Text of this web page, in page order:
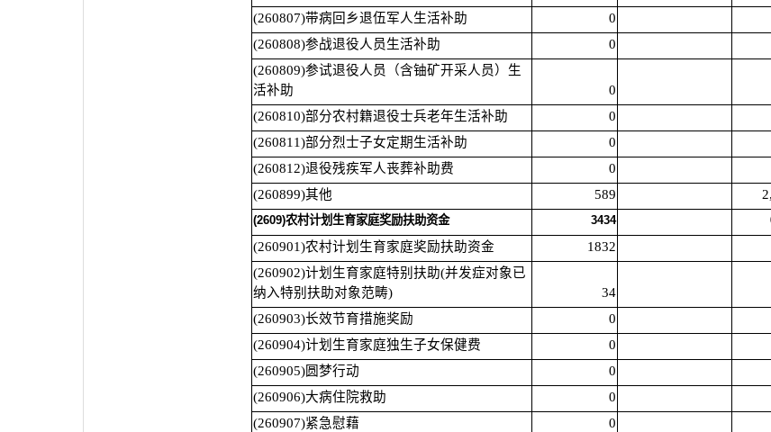
(260807)带病回乡退伍军人生活补助
0
(260808)参战退役人员生活补助
0
(260809)参试退役人员（含铀矿开采人员）生
活补助
0
(260810)部分农村籍退役士兵老年生活补助
0
(260811)部分烈士子女定期生活补助
0
(260812)退役残疾军人丧葬补助费
0
(260899)其他
589
(2609)农村计划生育家庭奖励扶助资金 3434
(260901)农村计划生育家庭奖励扶助资金 1832
(260902)计划生育家庭特别扶助(并发症对象已
纳入特别扶助对象范畴)
34
(260903)长效节育措施奖励
0
(260904)计划生育家庭独生子女保健费
0
(260905)圆梦行动
0
(260906)大病住院救助
0
(260907)紧急慰藉
0